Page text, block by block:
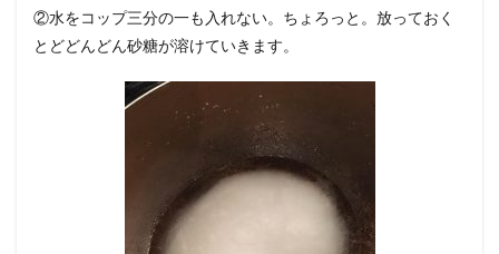
②水をコップ三分の一も入れない。ちょろっと。放っておく
とどどんどん砂糖が溶けていきます。